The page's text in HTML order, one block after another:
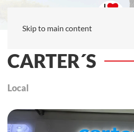
Skip to main content
CARTER´S
Local